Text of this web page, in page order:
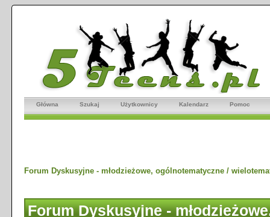
Główna Szukaj Użytkownicy Kalendarz Pomoc
Forum Dyskusyjne - młodzieżowe, ogólnotematyczne /
Forum Dyskusyjne -